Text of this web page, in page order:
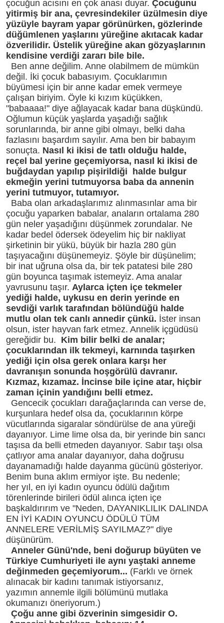
çocuğun acısını en çok anası duyar. Çocuğunu
yitirmiş bir ana, çevresindekiler üzülmesin diye
yüzüyle bayram yapar görünürken, gözlerinde
düğümlenen yaşlarını yüreğine akıtacak kadar
özverilidir. Üstelik yüreğine akan gözyaşlarının
kendisine verdiği zararı bile bile.
Ben anne değilim. Anne olabilmem de mümkün
değil. İki çocuk babasıyım. Çocuklarımın
büyümesi için bir anne kadar emek vermeye
çalışan biriyim. Öyle ki kızım küçükken,
"babaaaa!" diye ağlayacak kadar bana düşkündü.
Oğlumun küçük yaşlarda yaşadığı sağlık
sorunlarında, bir anne gibi olmayı, belki daha
fazlasını başardım sayılır. Ama ben bir babayım
sonuçta. Nasıl ki ikisi de tatlı olduğu halde,
reçel bal yerine geçemiyorsa, nasıl ki ikisi de
buğdaydan yapılıp pişirildiği halde bulgur
ekmeğin yerini tutmuyorsa baba da annenin
yerini tutmuyor, tutamıyor.
Baba olan arkadaşlarımız alınmasınlar ama bir
çocuğu yaparken babalar, anaların ortalama 280
gün neler yaşadığını düşünmek zorundalar. Ne
kadar bedel ödersek ödeyelim hiç bir nakliyat
şirketinin bir yükü, büyük bir hazla 280 gün
taşıyacağını düşünemeyiz. Şöyle bir düşünelim;
bir inat uğruna olsa da, bir tek patatesi bile 280
gün boyunca taşımak istemeyiz. Ama analar
yavrusunu taşır. Aylarca içten içe tekmeler
yediği halde, uykusu en derin yerinde en
sevdiği varlık tarafından bölündüğü halde
mutlu olan tek canlı annedir çünkü. İster insan
olsun, ister hayvan fark etmez. Annelik içgüdüsü
gereğidir bu. Kim bilir belki de analar;
çocuklarından ilk tekmeyi, karnında taşırken
yediği için olsa gerek onlara karşı her
davranışın sonunda hoşgörülü davranır.
Kızmaz, kızamaz. İncinse bile içine atar, hiçbir
zaman içinin yandığını belli etmez.
Gencecik çocukları darağaçlarında can verse de,
kurşunlara hedef olsa da, çocuklarının körpe
vücutlarında sigaralar söndürülse de ana yüreği
dayanıyor. Lime lime olsa da, bir yerinde bin sancı
taşısa da belli etmeden dayanıyor. Sabır taşı olsa
çatlıyor ama analar dayanıyor, daha doğrusu
dayanamadığı halde dayanma gücünü gösteriyor.
Benim buna aklım ermiyor işte. Bu nedenle;
her yıl, en iyi kadın oyuncu ödülü dağıtım
törenlerinde birileri ödül alınca içten içe
başkaldırırım ve "Neden, DAYANIKLILIK DALINDA
EN İYİ KADIN OYUNCU ÖDÜLÜ TÜM
ANNELERE VERİLMİŞ SAYILMAZ?" diye
düşünürüm.
Anneler Günü'nde, beni doğurup büyüten ve
Türkiye Cumhuriyeti ile aynı yaştaki anneme
değinmeden geçemiyorum... (Farklı ve örnek
alınacak bir kadını tanımak istiyorsanız,
yazımın annemle ilgili bölümünü mutlaka
okumanızı öneriyorum.)
Çoğu anne gibi özverinin simgesidir O.